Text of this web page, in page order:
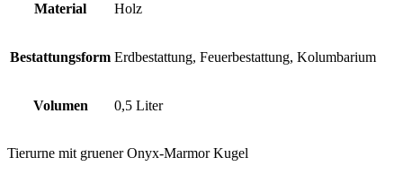
Material Holz
Bestattungsform Erdbestattung, Feuerbestattung, Kolumbarium
Volumen 0,5 Liter
Tierurne mit gruener Onyx-Marmor Kugel